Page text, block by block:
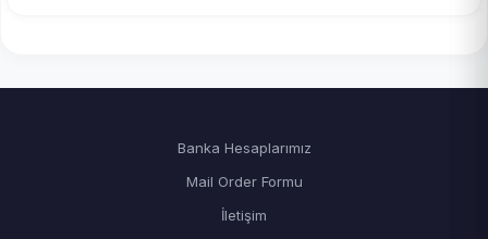
Banka Hesaplarımız
Mail Order Formu
İletişim